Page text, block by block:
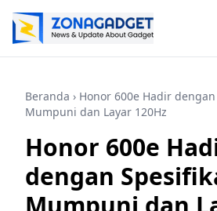
Beranda › Honor 600e Hadir
Mumpuni dan Layar 120Hz
Honor 600e
dengan